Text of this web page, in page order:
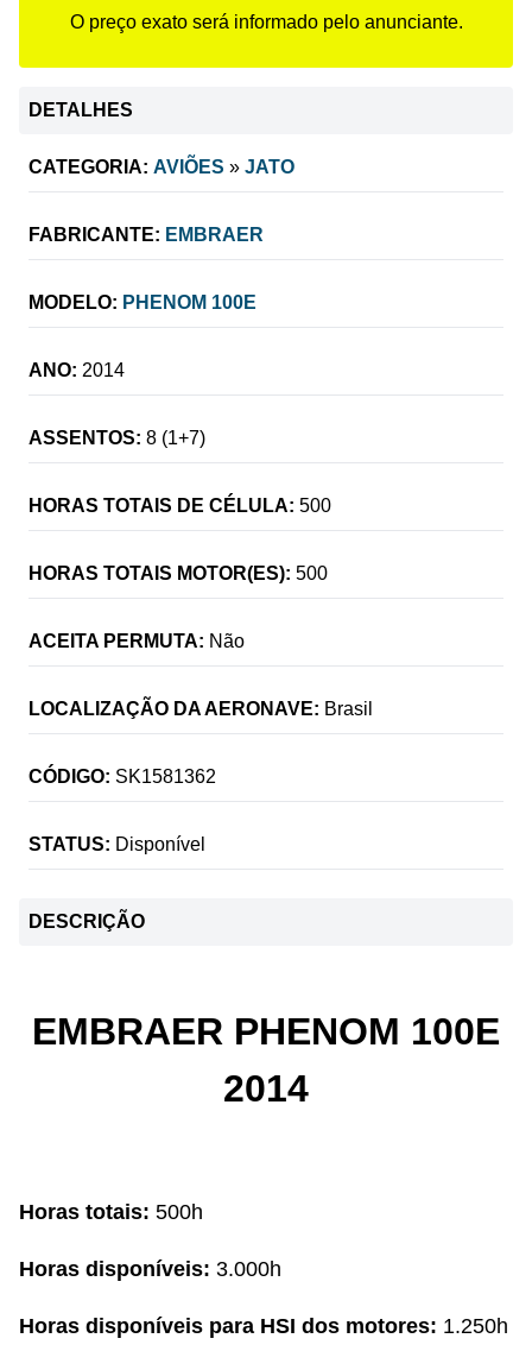
O preço exato será informado pelo anunciante.
DETALHES
CATEGORIA: AVIÕES » JATO
FABRICANTE: EMBRAER
MODELO: PHENOM 100E
ANO: 2014
ASSENTOS: 8 (1+7)
HORAS TOTAIS DE CÉLULA: 500
HORAS TOTAIS MOTOR(ES): 500
ACEITA PERMUTA: Não
LOCALIZAÇÃO DA AERONAVE: Brasil
CÓDIGO: SK1581362
STATUS: Disponível
DESCRIÇÃO
EMBRAER PHENOM 100E
2014
Horas totais: 500h
Horas disponíveis: 3.000h
Horas disponíveis para HSI dos motores: 1.250h